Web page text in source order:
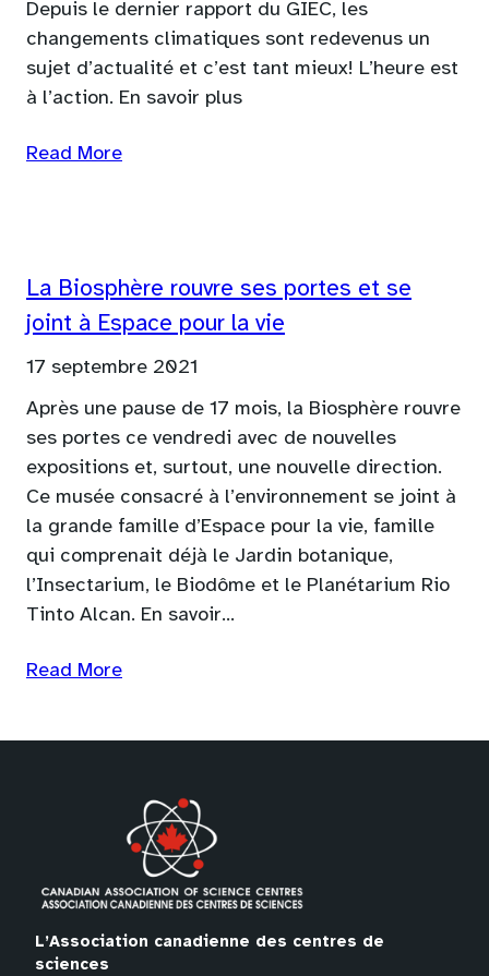
Depuis le dernier rapport du GIEC, les
changements climatiques sont redevenus un
sujet d’actualité et c’est tant mieux! L’heure est
à l’action. En savoir plus
Read More
La Biosphère rouvre ses portes et se
joint à Espace pour la vie
17 septembre 2021
Après une pause de 17 mois, la Biosphère rouvre
ses portes ce vendredi avec de nouvelles
expositions et, surtout, une nouvelle direction.
Ce musée consacré à l’environnement se joint à
la grande famille d’Espace pour la vie, famille
qui comprenait déjà le Jardin botanique,
l’Insectarium, le Biodôme et le Planétarium Rio
Tinto Alcan. En savoir…
Read More
L’Association canadienne des centres de
sciences